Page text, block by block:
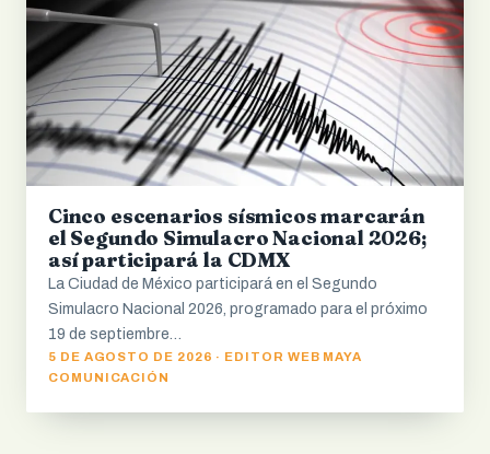
Cinco escenarios sísmicos marcarán
el Segundo Simulacro Nacional 2026;
así participará la CDMX
La Ciudad de México participará en el Segundo
Simulacro Nacional 2026, programado para el próximo
19 de septiembre…
5 DE AGOSTO DE 2026 · EDITOR WEB MAYA
COMUNICACIÓN